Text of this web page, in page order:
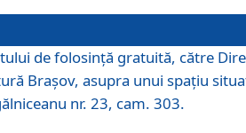
de folosinţă gratuită, către
Braşov, asupra unui spaţiu
nr. 23, cam. 303.